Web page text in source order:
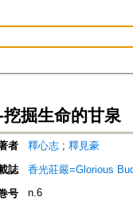
掘生命的甘泉
者 釋心志 ; 釋見豪
誌
香光莊嚴=Glorious
号
n.6